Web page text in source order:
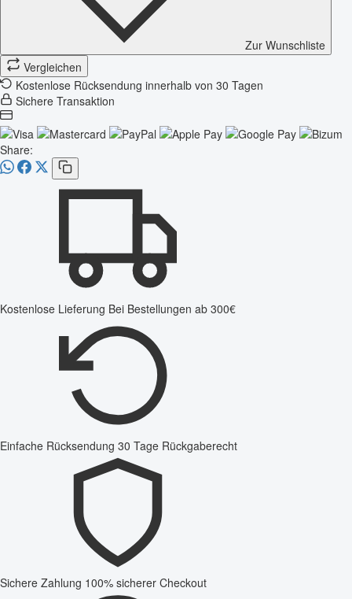
Zur Wunschliste
Vergleichen
Kostenlose Rücksendung innerhalb von 30 Tagen
Sichere Transaktion
Share:
Kostenlose Lieferung Bei Bestellungen ab 300€
Einfache Rücksendung 30 Tage Rückgaberecht
Sichere Zahlung 100% sicherer Checkout